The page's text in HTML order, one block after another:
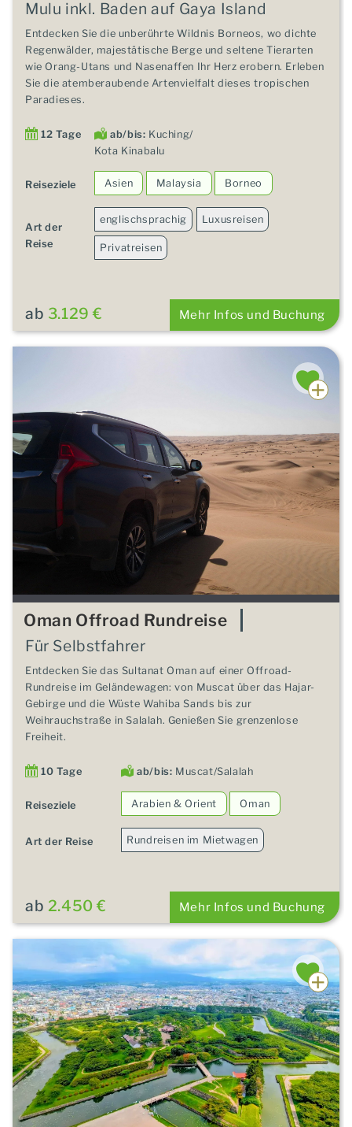
Mulu inkl. Baden auf Gaya Island
Entdecken Sie die unberührte Wildnis Borneos, wo dichte
Regenwälder, majestätische Berge und seltene Tierarten
wie Orang-Utans und Nasenaffen Ihr Herz erobern. Erleben
Sie die atemberaubende Artenvielfalt dieses tropischen
Paradieses.
12 Tage ab/bis: Kuching/
Kota Kinabalu
Reiseziele Asien Malaysia Borneo
Art der
Reise
englischsprachig Luxusreisen
Privatreisen
ab 3.129 € Mehr Infos und Buchung
Oman Offroad Rundreise
Für Selbstfahrer
Entdecken Sie das Sultanat Oman auf einer Offroad-
Rundreise im Geländewagen: von Muscat über das Hajar-
Gebirge und die Wüste Wahiba Sands bis zur
Weihrauchstraße in Salalah. Genießen Sie grenzenlose
Freiheit.
10 Tage ab/bis: Muscat/Salalah
Reiseziele Arabien & Orient Oman
Art der Reise Rundreisen im Mietwagen
ab 2.450 € Mehr Infos und Buchung